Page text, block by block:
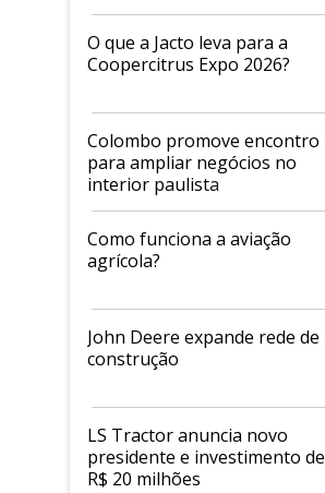
O que a Jacto leva para a
Coopercitrus Expo 2026?
Colombo promove encontro
para ampliar negócios no
interior paulista
Como funciona a aviação
agrícola?
John Deere expande rede de
construção
LS Tractor anuncia novo
presidente e investimento de
R$ 20 milhões